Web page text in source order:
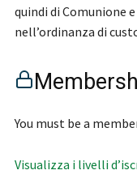
quindi di Comunione
nell’ordinanza di
You must be a
Visualizza i livelli